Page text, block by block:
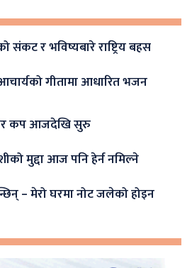
संकट र भविष्यबारे राष्ट्रिय बहस
गीतामा आधारित भजन
कप आजदेखि सुरु
मुद्दा आज पनि हेर्न नमिल्ने
– मेरो घरमा नोट जलेको होइन